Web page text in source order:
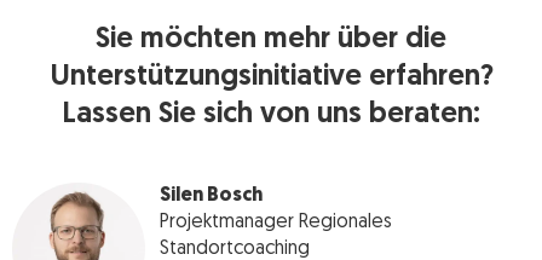
Sie möchten mehr über die
Unterstützungsinitiative erfahren?
Lassen Sie sich von uns beraten:
Silen Bosch
Projektmanager Regionales
Standortcoaching